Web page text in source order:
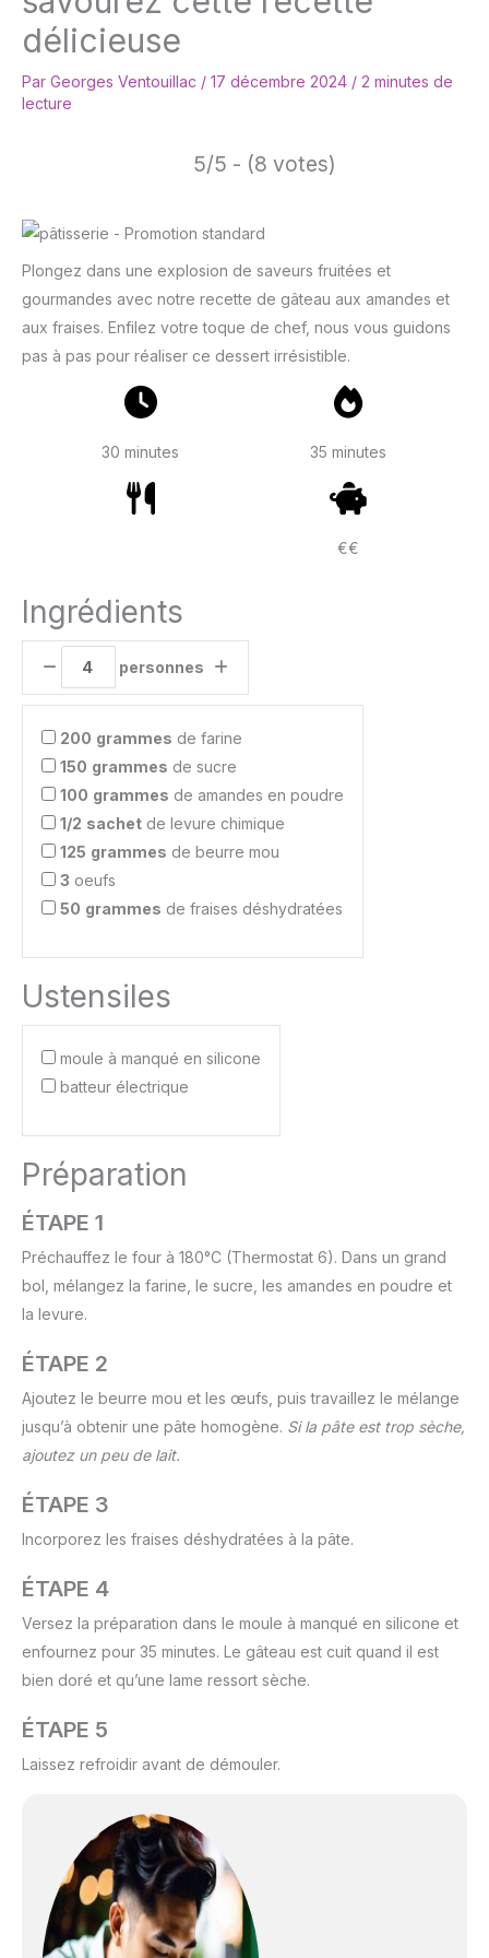
délicieuse
Par Georges Ventouillac / 17 décembre 2024 / 2 minutes de
lecture
5/5 - (8 votes)
Plongez dans une explosion de saveurs fruitées et
gourmandes avec notre recette de gâteau aux amandes et
aux fraises. Enfilez votre toque de chef, nous vous guidons
pas à pas pour réaliser ce dessert irrésistible.
30 minutes 35 minutes
€€
Ingrédients
personnes
200 grammes de farine
150 grammes de sucre
100 grammes de amandes en poudre
1/2 sachet de levure chimique
125 grammes de beurre mou
3 oeufs
50 grammes de fraises déshydratées
Ustensiles
moule à manqué en silicone
batteur électrique
Préparation
ÉTAPE 1
Préchauffez le four à 180°C (Thermostat 6). Dans un grand
bol, mélangez la farine, le sucre, les amandes en poudre et
la levure.
ÉTAPE 2
Ajoutez le beurre mou et les œufs, puis travaillez le mélange
jusqu’à obtenir une pâte homogène. Si la pâte est trop sèche,
ajoutez un peu de lait.
ÉTAPE 3
Incorporez les fraises déshydratées à la pâte.
ÉTAPE 4
Versez la préparation dans le moule à manqué en silicone et
enfournez pour 35 minutes. Le gâteau est cuit quand il est
bien doré et qu’une lame ressort sèche.
ÉTAPE 5
Laissez refroidir avant de démouler.